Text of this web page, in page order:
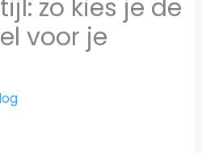
zo kies je de
voor je